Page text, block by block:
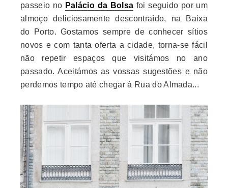
passeio no Palácio da Bolsa foi seguido por um
almoço deliciosamente descontraído, na Baixa
do Porto. Gostamos sempre de conhecer sítios
novos e com tanta oferta a cidade, torna-se fácil
não repetir espaços que visitámos no ano
passado. Aceitámos as vossas sugestões e não
perdemos tempo até chegar à Rua do Almada...